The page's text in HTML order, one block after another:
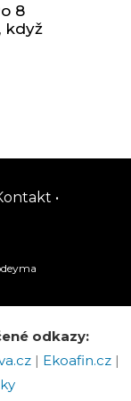
8
když
•
odkazy:
| Ekoafin.cz |